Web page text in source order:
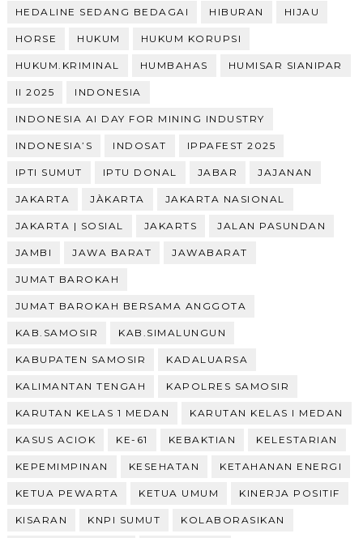
HEDALINE SEDANG BEDAGAI HIBURAN HIJAU
HORSE HUKUM HUKUM KORUPSI
HUKUM.KRIMINAL HUMBAHAS HUMISAR SIANIPAR
II 2025 INDONESIA
INDONESIA AI DAY FOR MINING INDUSTRY
INDONESIA’S INDOSAT IPPAFEST 2025
IPTI SUMUT IPTU DONAL JABAR JAJANAN
JAKARTA JÀKARTA JAKARTA NASIONAL
JAKARTA | SOSIAL JAKARTS JALAN PASUNDAN
JAMBI JAWA BARAT JAWABARAT
JUMAT BAROKAH
JUMAT BAROKAH BERSAMA ANGGOTA
KAB.SAMOSIR KAB.SIMALUNGUN
KABUPATEN SAMOSIR KADALUARSA
KALIMANTAN TENGAH KAPOLRES SAMOSIR
KARUTAN KELAS 1 MEDAN KARUTAN KELAS I MEDAN
KASUS ACIOK KE-61 KEBAKTIAN KELESTARIAN
KEPEMIMPINAN KESEHATAN KETAHANAN ENERGI
KETUA PEWARTA KETUA UMUM KINERJA POSITIF
KISARAN KNPI SUMUT KOLABORASIKAN